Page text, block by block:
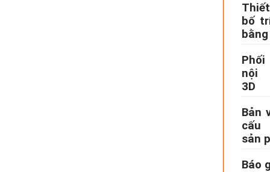
bố
bằng
nội
3D
Bản
sản
Báo